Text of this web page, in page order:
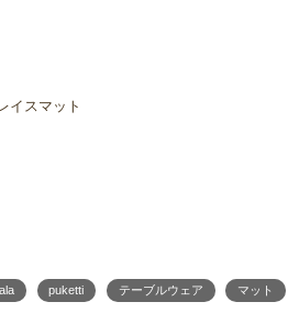
イスマット
puketti テーブルウェア マット